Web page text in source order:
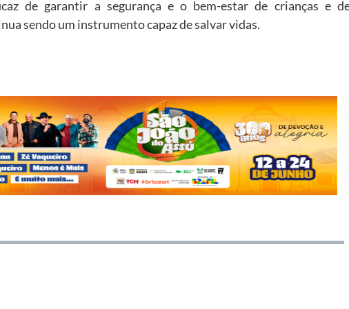
de garantir a segurança e o bem-estar de crianças e
sendo um instrumento capaz de salvar vidas.